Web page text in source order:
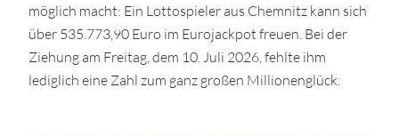
möglich macht: Ein Lottospieler aus Chemnitz kann sich
über 535.773,90 Euro im Eurojackpot freuen. Bei der
Ziehung am Freitag, dem 10. Juli 2026, fehlte ihm
lediglich eine Zahl zum ganz großen Millionenglück.